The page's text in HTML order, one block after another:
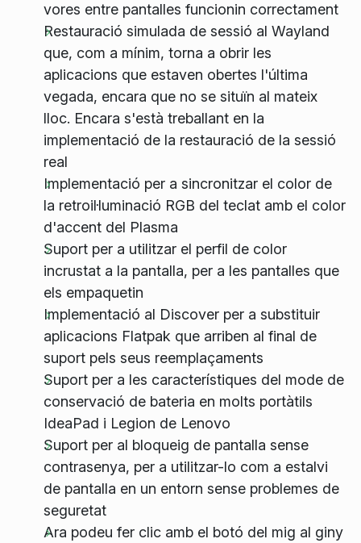
vores entre pantalles funcionin correctament
Restauració simulada de sessió al Wayland
que, com a mínim, torna a obrir les
aplicacions que estaven obertes l'última
vegada, encara que no se situïn al mateix
lloc. Encara s'està treballant en la
implementació de la restauració de la sessió
real
Implementació per a sincronitzar el color de
la retroil·luminació RGB del teclat amb el color
d'accent del Plasma
Suport per a utilitzar el perfil de color
incrustat a la pantalla, per a les pantalles que
els empaquetin
Implementació al Discover per a substituir
aplicacions Flatpak que arriben al final de
suport pels seus reemplaçaments
Suport per a les característiques del mode de
conservació de bateria en molts portàtils
IdeaPad i Legion de Lenovo
Suport per al bloqueig de pantalla sense
contrasenya, per a utilitzar-lo com a estalvi
de pantalla en un entorn sense problemes de
seguretat
Ara podeu fer clic amb el botó del mig al giny